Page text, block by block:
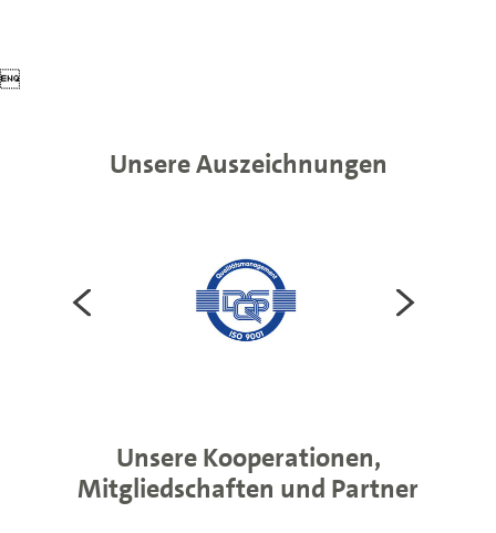

Unsere Auszeichnungen
Unsere Kooperationen,
Mitgliedschaften und Partner